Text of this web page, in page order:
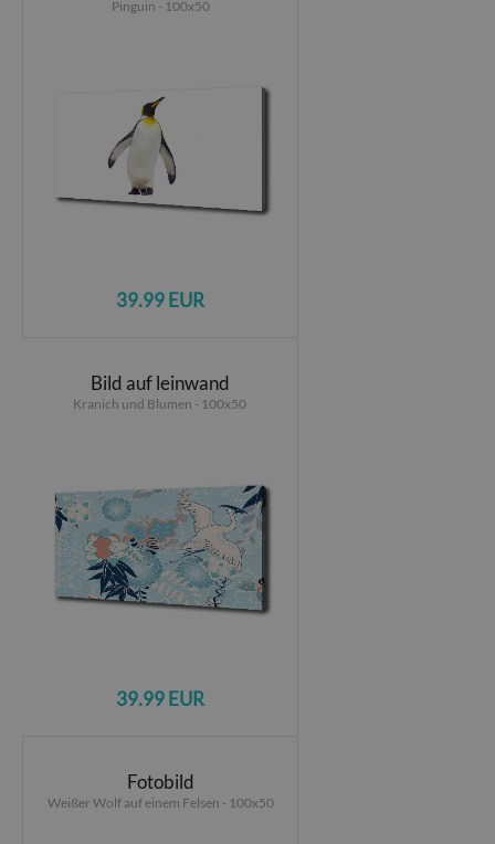
Pinguin - 100x50
39.99 EUR
Bild auf leinwand
Kranich und Blumen - 100x50
39.99 EUR
Fotobild
Weißer Wolf auf einem Felsen - 100x50